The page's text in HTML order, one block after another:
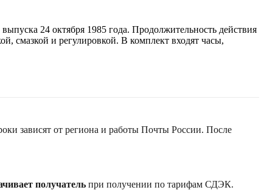
24 октября 1985 года. Продолжительность действия
смазкой и регулировкой. В комплект входят часы,
зависят от региона и работы Почты России. После
получатель при получении по тарифам СДЭК.